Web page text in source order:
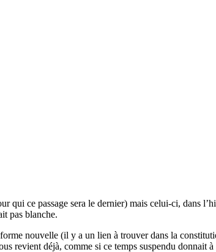
qui ce passage sera le dernier) mais celui-ci, dans
pas blanche.
nouvelle (il y a un lien à trouver dans la
revient déjà, comme si ce temps suspendu donnait